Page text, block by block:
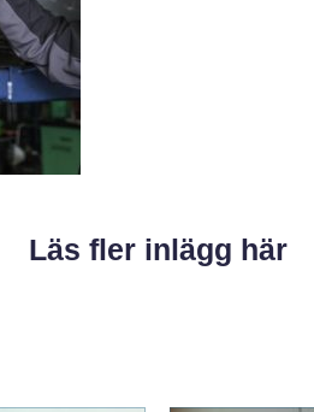
Läs fler inlägg här